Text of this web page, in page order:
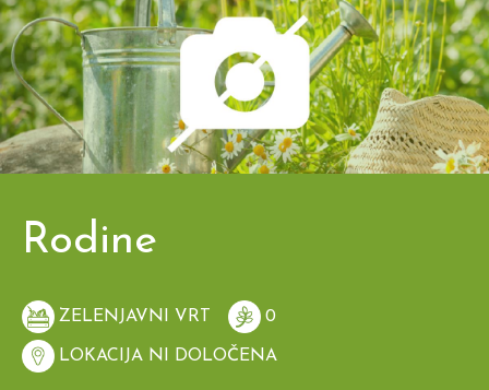
Rodine
ZELENJAVNI VRT 0
LOKACIJA NI DOLOČENA